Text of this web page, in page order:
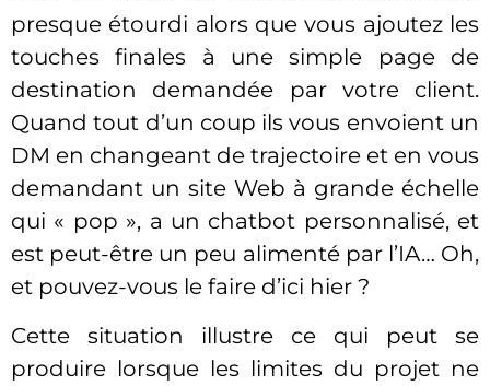
presque étourdi alors que vous ajoutez les
touches finales à une simple page de
destination demandée par votre client.
Quand tout d’un coup ils vous envoient un
DM en changeant de trajectoire et en vous
demandant un site Web à grande échelle
qui « pop », a un chatbot personnalisé, et
est peut-être un peu alimenté par l’IA… Oh,
et pouvez-vous le faire d’ici hier ?
Cette situation illustre ce qui peut se
produire lorsque les limites du projet ne